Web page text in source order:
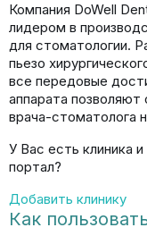
Компания DoWell
лидером в
для стоматологии.
пьезо
все передовые
аппарата
врача-стоматолога
У Вас есть клиника
портал?
Добавить клинику
Как